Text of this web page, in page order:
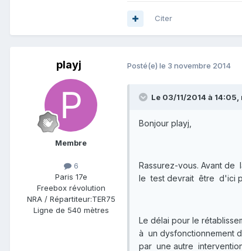
Citer
playj
Membre
6
Paris 17e
Freebox révolution
NRA / Répartiteur:TER75
Ligne de 540 mètres
Posté(e) le 3 novembre 2014
Le 03/11/2014 à 14:05,
Bonjour playj,
Rassurez-vous. Avant
le test devrait être d'ici
Le délai pour le
à un dysfonctionnement
par une autre